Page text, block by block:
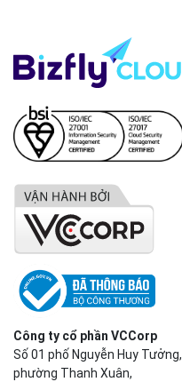
Công ty cổ phần VCCorp
Số 01 phố Nguyễn Huy Tưởng,
phường Thanh Xuân,